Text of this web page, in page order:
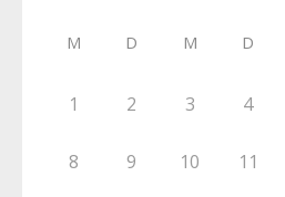
M D M D
1 2 3 4
8 9 10 11